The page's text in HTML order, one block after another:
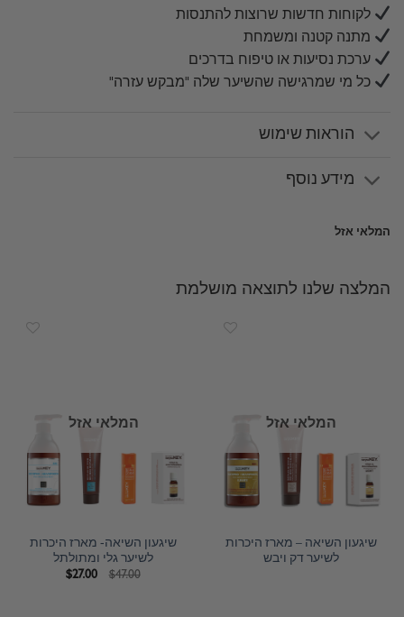
לקוחות חדשות שרוצות להתנסות
מתנה קטנה ומשמחת
ערכת נסיעות או טיפוח בדרכים
כל מי שמרגישה שהשיער שלה "מבקש עזרה"
הוראות שימוש
מידע נוסף
המלאי אזל
המלצה שלנו לתוצאה מושלמת
המלאי אזל
שיגעון השיאה – מארז היכרות
לשיער דק ויבש
המלאי אזל
שיגעון השיאה- מארז היכרות
לשיער גלי ומתולתל
$47.00 המחיר
$27.00 המחיר